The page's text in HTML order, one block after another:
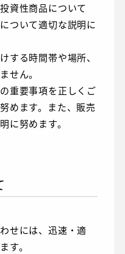
資性商品について
ついて適切な説明に
する時間帯や場所、
せん。
重要事項を正しくご
めます。また、販売
に努めます。
せには、迅速・適
す。